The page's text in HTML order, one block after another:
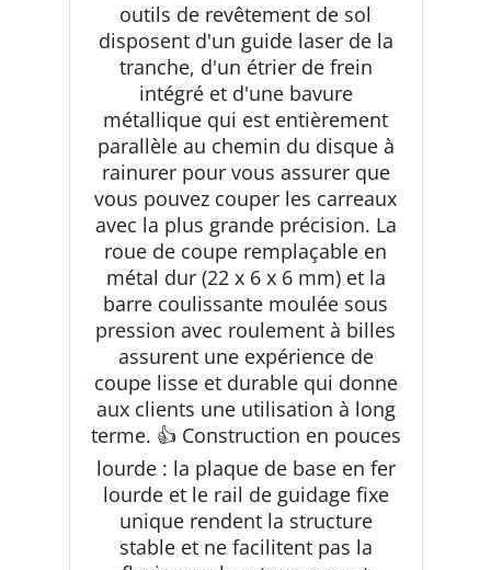
outils de revêtement de sol
disposent d'un guide laser de la
tranche, d'un étrier de frein
intégré et d'une bavure
métallique qui est entièrement
parallèle au chemin du disque à
rainurer pour vous assurer que
vous pouvez couper les carreaux
avec la plus grande précision. La
roue de coupe remplaçable en
métal dur (22 x 6 x 6 mm) et la
barre coulissante moulée sous
pression avec roulement à billes
assurent une expérience de
coupe lisse et durable qui donne
aux clients une utilisation à long
terme. 👍 Construction en pouces
lourde : la plaque de base en fer
lourde et le rail de guidage fixe
unique rendent la structure
stable et ne facilitent pas la